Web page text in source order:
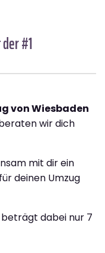
#1
von Wiesbaden
wir dich
mit dir ein
für deinen Umzug
beträgt dabei nur 7